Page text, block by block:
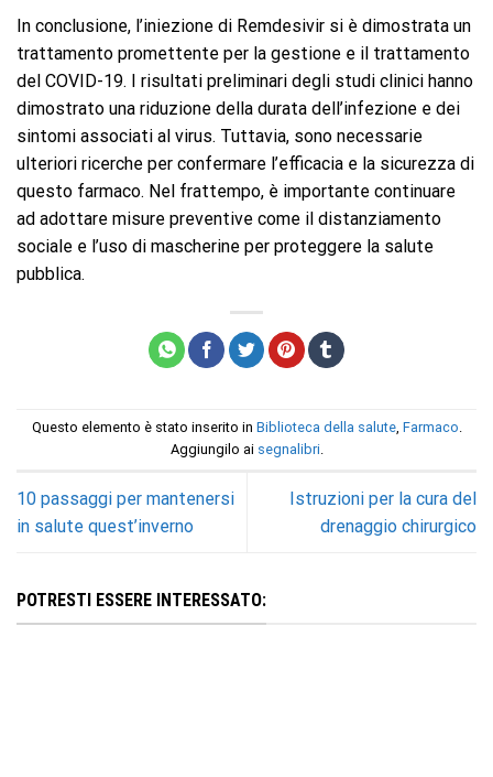
In conclusione, l’iniezione di Remdesivir si è dimostrata un
trattamento promettente per la gestione e il trattamento
del COVID-19. I risultati preliminari degli studi clinici hanno
dimostrato una riduzione della durata dell’infezione e dei
sintomi associati al virus. Tuttavia, sono necessarie
ulteriori ricerche per confermare l’efficacia e la sicurezza di
questo farmaco. Nel frattempo, è importante continuare
ad adottare misure preventive come il distanziamento
sociale e l’uso di mascherine per proteggere la salute
pubblica.
Questo elemento è stato inserito in Biblioteca della salute, Farmaco.
Aggiungilo ai segnalibri.
10 passaggi per mantenersi
in salute quest’inverno
Istruzioni per la cura del
drenaggio chirurgico
POTRESTI ESSERE INTERESSATO: